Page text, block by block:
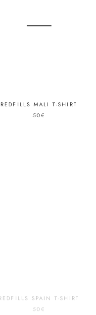
REDFILLS MALI T-SHIRT
50€
50€